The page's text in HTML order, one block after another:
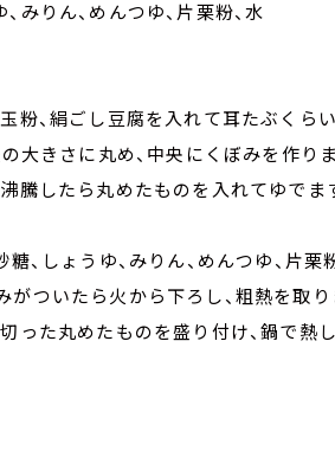
みりん、めんつゆ、片栗粉、水
粉、絹ごし豆腐を入れて耳たぶくら
大きさに丸め、中央にくぼみを作りま
騰したら丸めたものを入れてゆで
糖、しょうゆ、みりん、めんつゆ、
がついたら火から下ろし、粗熱を取り
った丸めたものを盛り付け、鍋で熱